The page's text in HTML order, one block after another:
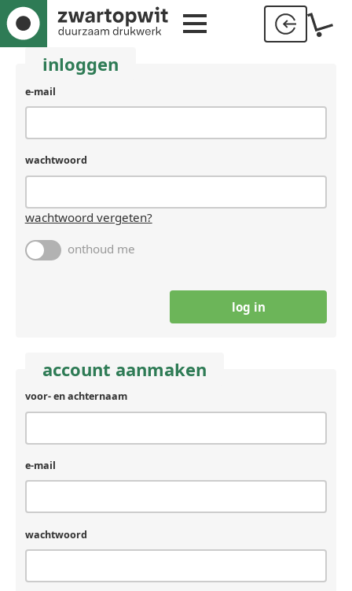
inloggen
e-mail
wachtwoord
wachtwoord vergeten?
onthoud me
account aanmaken
voor- en achternaam
e-mail
wachtwoord